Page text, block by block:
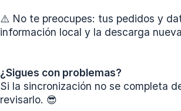
⚠️ No te preocupes: tus pedidos y
información local y la descarga
¿Sigues con problemas?
Si la sincronización no se completa
revisarlo. 😎